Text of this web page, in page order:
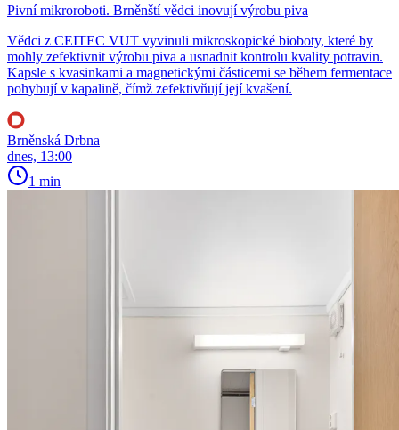
Pivní mikroroboti. Brněnští vědci inovují výrobu piva
Vědci z CEITEC VUT vyvinuli mikroskopické bioboty, které by
mohly zefektivnit výrobu piva a usnadnit kontrolu kvality potravin.
Kapsle s kvasinkami a magnetickými částicemi se během fermentace
pohybují v kapalině, čímž zefektivňují její kvašení.
Brněnská Drbna
dnes, 13:00
1 min